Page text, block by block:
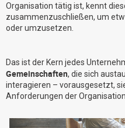
Plattform-Übersicht
Mobil
Architektur
Organisation tätig ist, kennt
zusammenzuschließen, um
oder umzusetzen.
Das ist der Kern jedes
Gemeinschaften, die sich
interagieren – vorausgesetzt,
Anforderungen der